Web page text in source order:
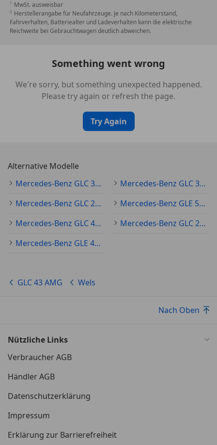
MwSt. ausweisbar
Herstellerangabe für Neufahrzeuge. Je nach Kilometerstand,
Fahrverhalten, Batteriealter und Ladeverhalten kann die elektrische
Reichweite bei Gebrauchtwagen deutlich abweichen.
Something went wrong
We're sorry, but something unexpected happened.
Please try again or refresh the page.
Try Again
Alternative Modelle
Mercedes-Benz GLC 300 Gebraucht
Mercedes-Benz GLC 350 Gebraucht
Mercedes-Benz GLC 250 Gebraucht
Mercedes-Benz GLE 53 AMG Gebraucht
Mercedes-Benz GLC 400 Gebraucht
Mercedes-Benz GLC 200 Gebraucht
Mercedes-Benz GLE 400 Gebraucht
GLC 43 AMG Wels
Nach Oben
Nützliche Links
Verbraucher AGB
Händler AGB
Datenschutzerklärung
Impressum
Erklärung zur Barrierefreiheit